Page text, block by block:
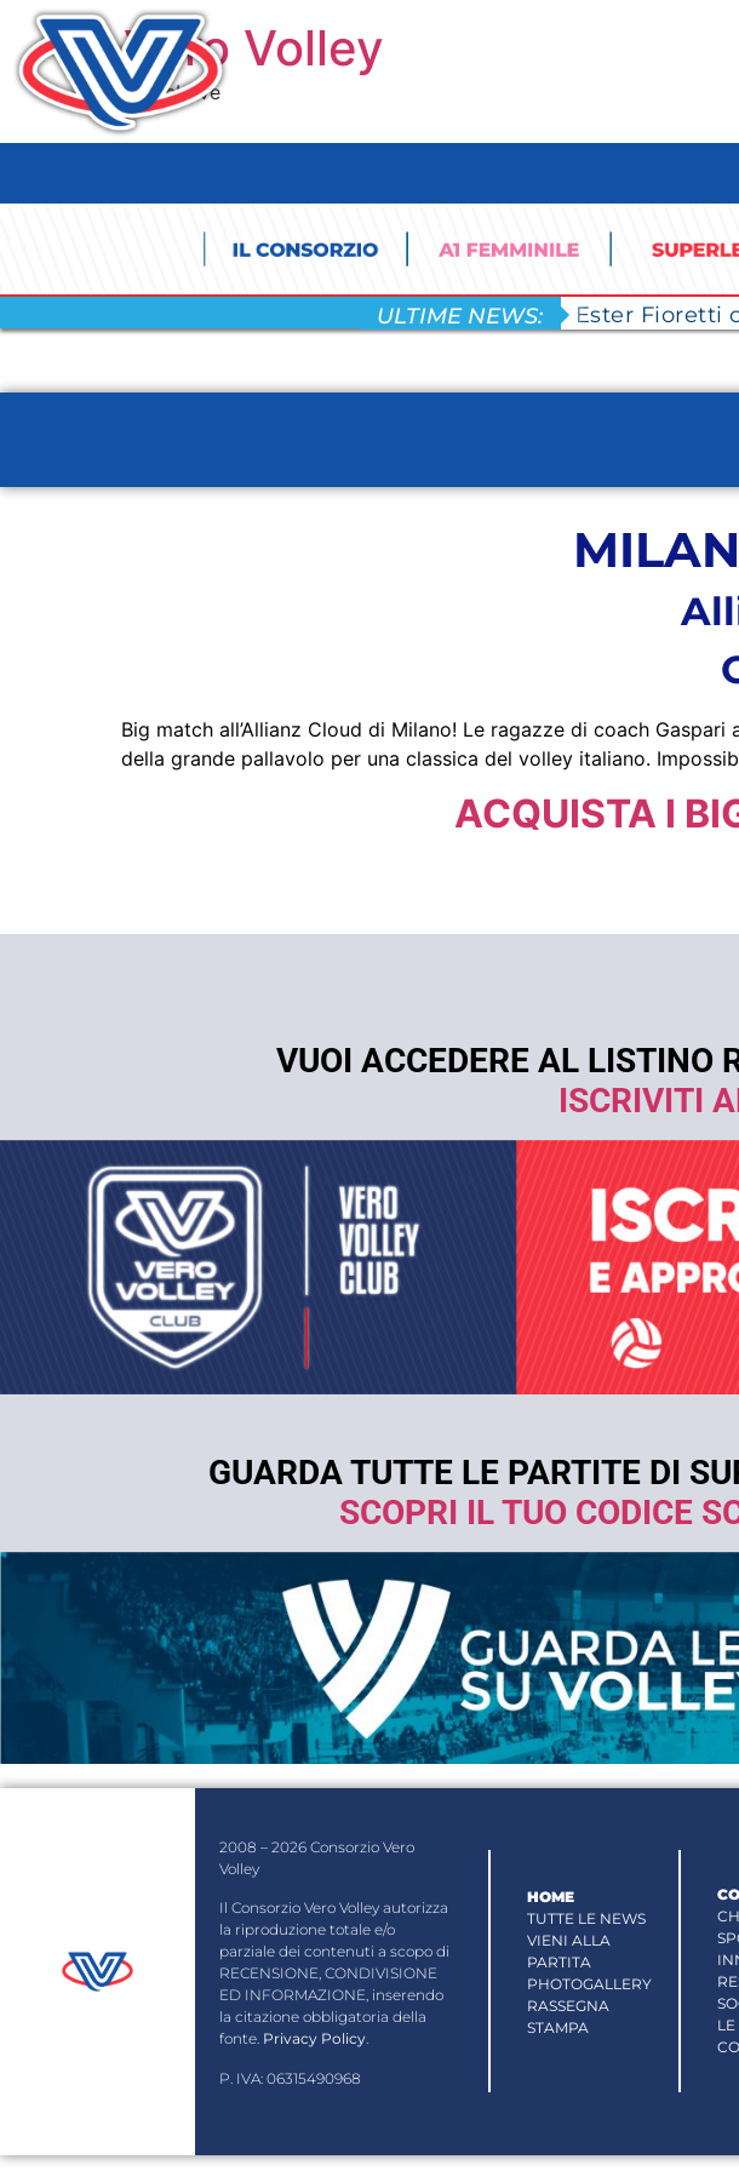
Vero Volley
#TrueLove
ULTIME NEWS: Ester Fioretti
Big match all’Allianz Cloud di Milano! Le ragazze di coach
della grande pallavolo per una classica del volley italiano.
ACQUISTA I
VUOI ACCEDERE AL LISTINO
ISCRIVITI
GUARDA TUTTE LE PARTITE DI
SCOPRI IL TUO CODICE
2008 – 2026 Consorzio Vero
Volley
Il Consorzio Vero Volley autorizza
la riproduzione totale e/o
parziale dei contenuti a scopo di
RECENSIONE, CONDIVISIONE
ED INFORMAZIONE, inserendo
la citazione obbligatoria della
fonte. Privacy Policy.
P. IVA: 06315490968
HOME
TUTTE LE NEWS
VIENI ALLA
PARTITA
PHOTOGALLERY
RASSEGNA
STAMPA